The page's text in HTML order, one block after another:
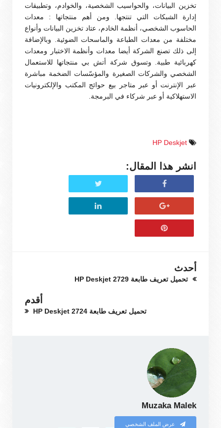
تخزين البيانات، والحواسيب الشخصية، والخوادم، وتطبيقات
إدارة الشبكات التي تنتجها. ومن أهم منتجاتها : معدات
الحاسوب الشخصي، أنظمة الخادم، عتاد تخزين البيانات وأنواع
مختلفة من معدات الطباعة والماسحات الضوئية. وبالإضافة
إلى ذلك تصنع الشركة أيضا معدات وأنظمة الاختبار ومعدات
كهربائية طبية. وتسوق شركة أتش بي منتجاتها للاستعمال
الشخصي والشركات الصغيرة والمؤسّسات الضخمة مباشرة
عبر الإنترنت أو عبر متاجر بيع حوائج المكتب والإلكترونيات
الاستهلاكية أو عبر شركاء في البرمجة.
HP Deskjet
انشر هذا المقال:
أحدث
تحميل تعريف طابعة HP Deskjet 2729
أقدم
تحميل تعريف طابعة HP Deskjet 2724
Muzaka Malek
عرض الملف الشخصي